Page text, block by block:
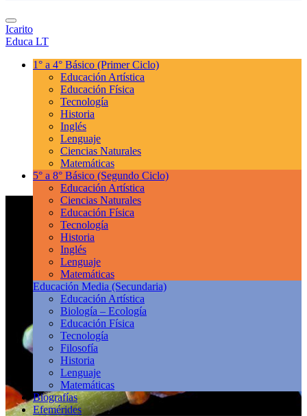
Icarito
Educa LT
1° a 4° Básico (Primer Ciclo)
Educación Artística
Educación Física
Tecnología
Historia
Inglés
Lenguaje
Ciencias Naturales
Matemáticas
5° a 8° Básico (Segundo Ciclo)
Educación Artística
Ciencias Naturales
Educación Física
Tecnología
Historia
Inglés
Lenguaje
Matemáticas
Educación Media (Secundaria)
Educación Artística
Biología – Ecología
Educación Física
Tecnología
Filosofía
Historia
Lenguaje
Matemáticas
Biografías
Efemérides